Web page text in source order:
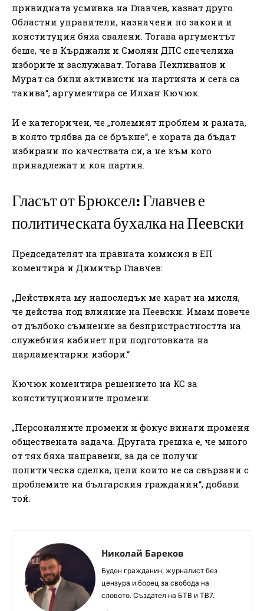
привидната усмивка на Главчев, казват друго.
Областни управители, назначени по закони и
конституция бяха свалени. Тогава аргументът
беше, че в Кърджали и Смолян ДПС спечелиха
изборите и заслужават. Тогава Пехливанов и
Мурат са били активисти на партията и сега са
такива“, аргументира се Илхан Кючюк.
И е категоричен, че „големият проблем и раната,
в която трябва да се бръкне“, е хората да бъдат
избирани по качествата си, а не към кого
принадлежат и коя партия.
Гласът от Брюксел: Главчев е
политическата бухалка на Пеевски
Председателят на правната комисия в ЕП
коментира и Димитър Главчев:
„Действията му напоследък ме карат на мисля,
че действа под влияние на Пеевски. Имам повече
от дълбоко съмнение за безпристрастността на
служебния кабинет при подготовката на
парламентарни избори.“
Кючюк коментира решението на КС за
конституционните промени.
„Персоналните промени и фокус винаги променя
обществената задача. Другата грешка е, че много
от тях бяха направени, за да се получи
политическа сделка, цели които не са свързани с
проблемите на българския гражданин“, добави
той.
Николай Бареков
Буден гражданин, журналист без
цензура и борец за свобода на
словото. Създател на БТВ и ТВ7.